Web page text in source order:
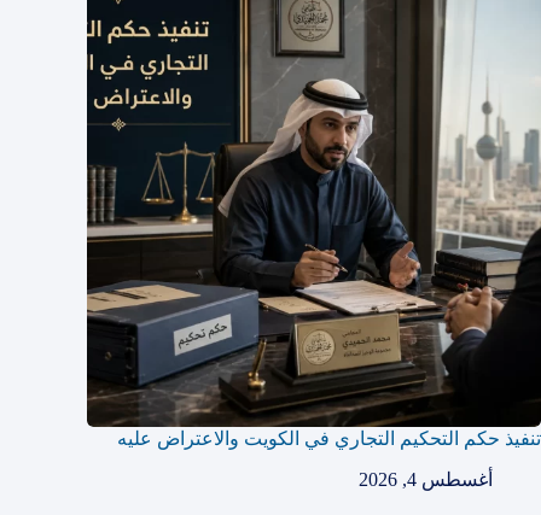
تنفيذ حكم التحكيم التجاري في الكويت والاعتراض عليه
أغسطس 4, 2026